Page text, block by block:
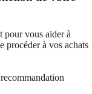
vous aider à
procéder à vos achats